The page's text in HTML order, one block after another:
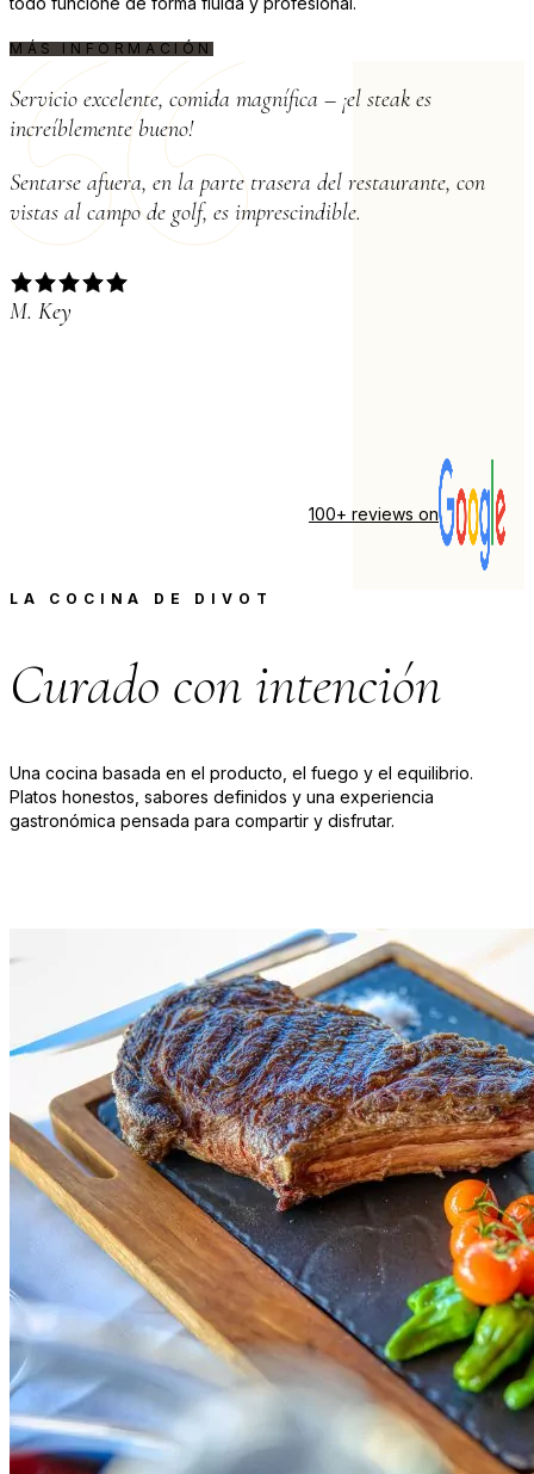
MÁS INFORMACIÓN
100+ reviews on
Testimonios
Servicio excelente, comida magnífica – ¡el steak es
increíblemente bueno!
Sentarse afuera, en la parte trasera del restaurante, con
vistas al campo de golf, es imprescindible.
M. Key
LA COCINA DE DIVOT
Curado con intención
Una cocina basada en el producto, el fuego y el equilibrio.
Platos honestos, sabores definidos y una experiencia
gastronómica pensada para compartir y disfrutar.